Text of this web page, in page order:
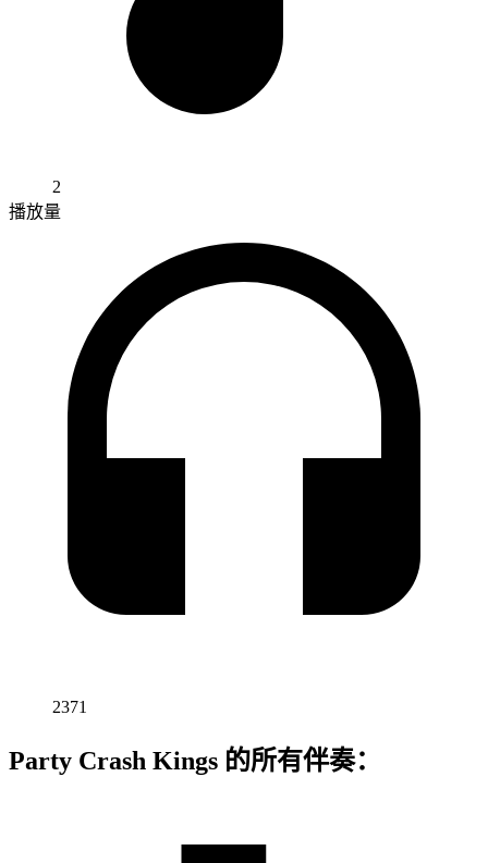
2
播放量
2371
Party Crash Kings 的所有伴奏：